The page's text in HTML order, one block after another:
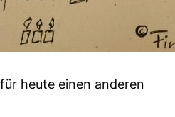
heute einen anderen